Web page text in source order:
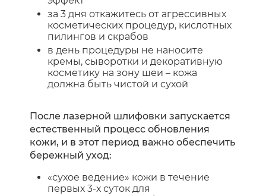
за 3 дня откажитесь от агрессивных
косметических процедур, кислотных
пилингов и скрабов
в день процедуры не наносите
кремы, сыворотки и декоративную
косметику на зону шеи – кожа
должна быть чистой и сухой
После лазерной шлифовки запускается
естественный процесс обновления
кожи, и в этот период важно обеспечить
бережный уход:
«сухое ведение» кожи в течение
первых 3-х суток для